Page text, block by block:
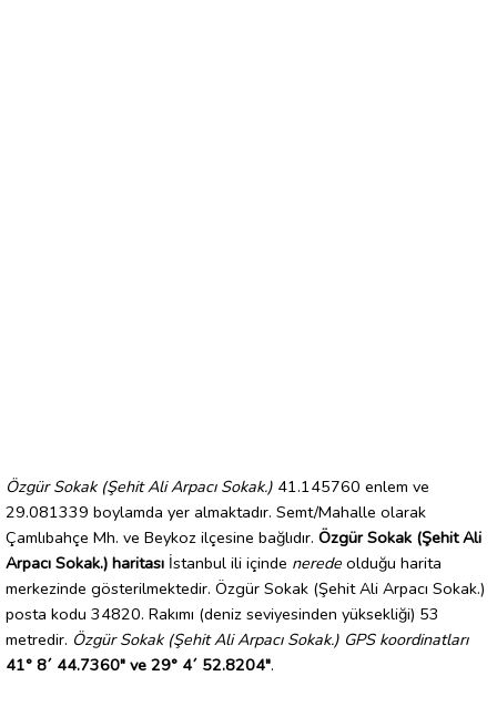
Özgür Sokak (Şehit Ali Arpacı Sokak.) 41.145760 enlem ve
29.081339 boylamda yer almaktadır. Semt/Mahalle olarak
Çamlıbahçe Mh. ve Beykoz ilçesine bağlıdır. Özgür Sokak (Şehit Ali
Arpacı Sokak.) haritası İstanbul ili içinde nerede olduğu harita
merkezinde gösterilmektedir. Özgür Sokak (Şehit Ali Arpacı Sokak.)
posta kodu 34820. Rakımı (deniz seviyesinden yüksekliği) 53
metredir. Özgür Sokak (Şehit Ali Arpacı Sokak.) GPS koordinatları
41° 8´ 44.7360" ve 29° 4´ 52.8204".